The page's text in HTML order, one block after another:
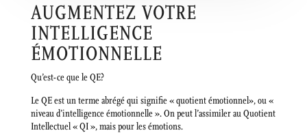
AUGMENTEZ VOTRE
INTELLIGENCE
ÉMOTIONNELLE
Qu’est-ce que le QE?
Le QE est un terme abrégé qui signifie « quotient émotionnel», ou «
niveau d’intelligence émotionnelle ». On peut l’assimiler au Quotient
Intellectuel « QI », mais pour les émotions.